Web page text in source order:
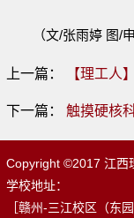
（文/张雨婷 图/
上一篇： 【理工人
下一篇： 触摸硬核
Copyright ©2017 江西
学校地址：
［赣州-三江校区（东